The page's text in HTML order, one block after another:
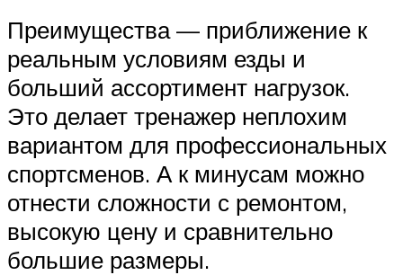
Преимущества — приближение к
реальным условиям езды и
больший ассортимент нагрузок.
Это делает тренажер неплохим
вариантом для профессиональных
спортсменов. А к минусам можно
отнести сложности с ремонтом,
высокую цену и сравнительно
большие размеры.